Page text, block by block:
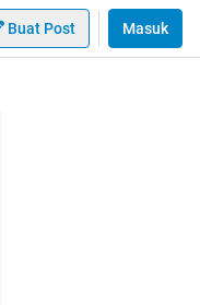
Buat Post Masuk